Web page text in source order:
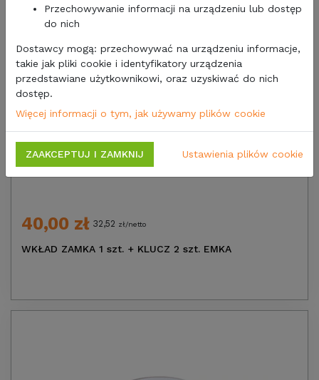
40,00 zł 32,52 zł/netto
WKŁAD ZAMKA 1 szt. + KLUCZ 2 szt. EMKA
Przechowywanie informacji na urządzeniu lub dostęp
do nich
Dostawcy mogą: przechowywać na urządzeniu informacje,
takie jak pliki cookie i identyfikatory urządzenia
przedstawiane użytkownikowi, oraz uzyskiwać do nich
dostęp.
Więcej informacji o tym, jak używamy plików cookie
ZAAKCEPTUJ I ZAMKNIJ Ustawienia plików cookie